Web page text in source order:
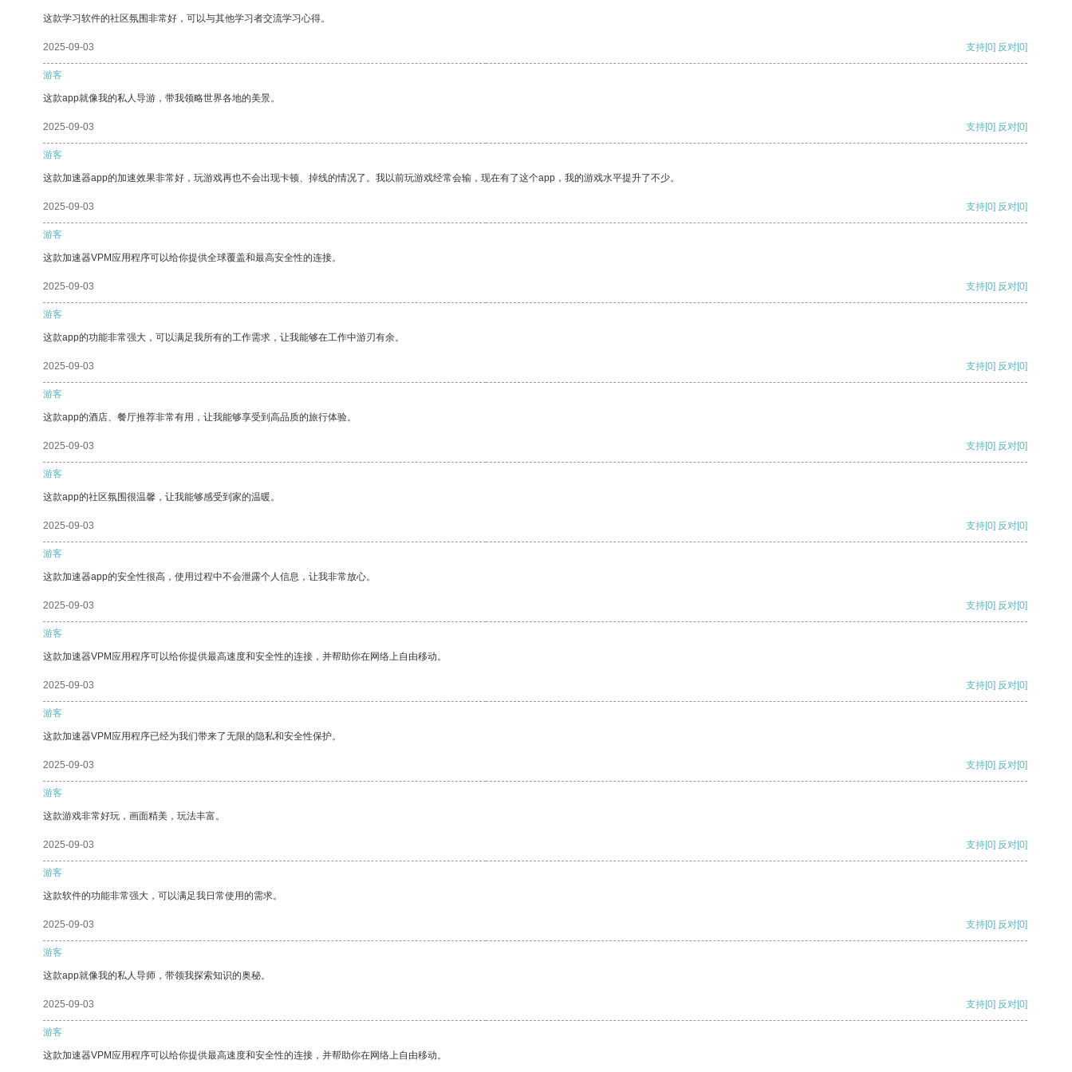
这款学习软件的社区氛围非常好，可以与其他学习者交流学习心得。
2025-09-03 支持[0] 反对[0]
游客
这款app就像我的私人导游，带我领略世界各地的美景。
2025-09-03 支持[0] 反对[0]
游客
这款加速器app的加速效果非常好，玩游戏再也不会出现卡顿、掉线的情况了。我以前玩游戏经常会输，现在有了这个app，我的游戏水平提升了不少。
2025-09-03 支持[0] 反对[0]
游客
这款加速器VPM应用程序可以给你提供全球覆盖和最高安全性的连接。
2025-09-03 支持[0] 反对[0]
游客
这款app的功能非常强大，可以满足我所有的工作需求，让我能够在工作中游刃有余。
2025-09-03 支持[0] 反对[0]
游客
这款app的酒店、餐厅推荐非常有用，让我能够享受到高品质的旅行体验。
2025-09-03 支持[0] 反对[0]
游客
这款app的社区氛围很温馨，让我能够感受到家的温暖。
2025-09-03 支持[0] 反对[0]
游客
这款加速器app的安全性很高，使用过程中不会泄露个人信息，让我非常放心。
2025-09-03 支持[0] 反对[0]
游客
这款加速器VPM应用程序可以给你提供最高速度和安全性的连接，并帮助你在网络上自由移动。
2025-09-03 支持[0] 反对[0]
游客
这款加速器VPM应用程序已经为我们带来了无限的隐私和安全性保护。
2025-09-03 支持[0] 反对[0]
游客
这款游戏非常好玩，画面精美，玩法丰富。
2025-09-03 支持[0] 反对[0]
游客
这款软件的功能非常强大，可以满足我日常使用的需求。
2025-09-03 支持[0] 反对[0]
游客
这款app就像我的私人导师，带领我探索知识的奥秘。
2025-09-03 支持[0] 反对[0]
游客
这款加速器VPM应用程序可以给你提供最高速度和安全性的连接，并帮助你在网络上自由移动。